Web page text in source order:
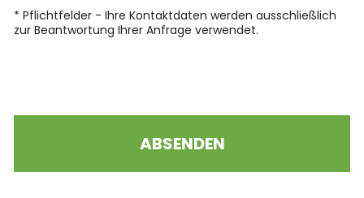
* Pflichtfelder - Ihre Kontaktdaten werden ausschließlich
zur Beantwortung Ihrer Anfrage verwendet.